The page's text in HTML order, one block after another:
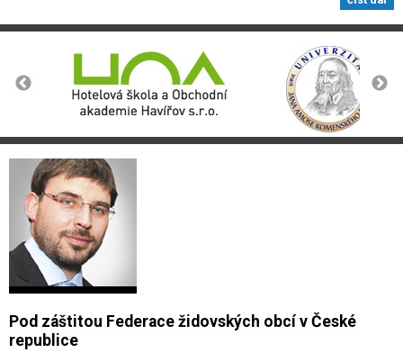
Pod záštitou Federace židovských obcí v České
republice